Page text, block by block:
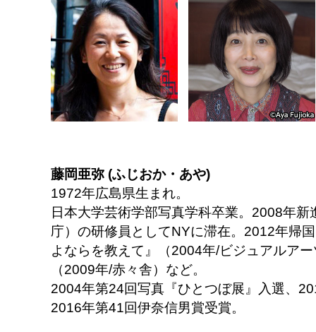
藤岡亜弥 (ふじおか・あや)
1972年広島県生まれ。
日本大学芸術学部写真学科卒業。2008年
庁）の研修員としてNYに滞在。2012年帰
よならを教えて』（2004年/ビジュアルア
（2009年/赤々舎）など。
2004年第24回写真『ひとつぼ展』入選、
2016年第41回伊奈信男賞受賞。